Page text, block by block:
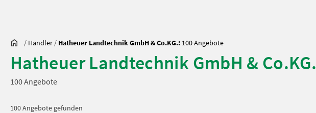
/ Händler / Hatheuer Landtechnik GmbH & Co.KG.: 100 Angebote
Hatheuer Landtechnik GmbH & Co.KG.
100 Angebote
100 Angebote gefunden